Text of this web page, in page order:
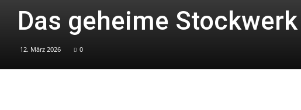
Das geheime Stockwerk
12. März 2026 0